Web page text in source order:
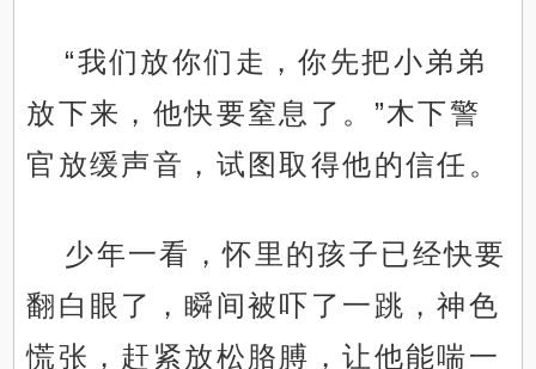
“我们放你们走，你先把小弟弟
放下来，他快要窒息了。”木下警
官放缓声音，试图取得他的信任。
少年一看，怀里的孩子已经快要
翻白眼了，瞬间被吓了一跳，神色
慌张，赶紧放松胳膊，让他能喘一